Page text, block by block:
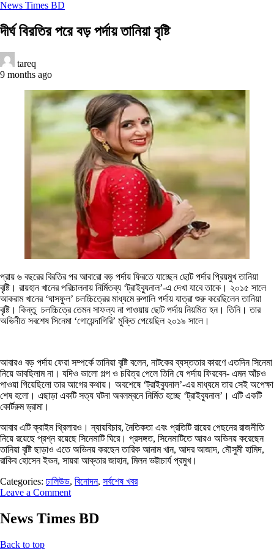
News Times BD
দীর্ঘ বিরতির পরে বড় পর্দায় তানিয়া বৃষ্টি
tareq
9 months ago
প্রায় ৬ বছরের বিরতির পর আবারো বড় পর্দায় ফিরতে যাচ্ছেন ছোট পর্দার প্রিয়মুখ তানিয়া
বৃষ্টি। রায়হান খানের পরিচালনায় নির্মিতব্য ‘ট্রাইব্যুনাল’-এ দেখা যাবে তাকে। ২০১৫ সালে
আকরাম খানের ‘ঘাসফুল’ চলচ্চিত্রের মাধ্যমে রুপালি পর্দায় যাত্রা শুরু করেছিলেন তানিয়া
বৃষ্টি। কিন্তু চলচ্চিত্রে তেমন সাফল্য না পাওয়ায় ছোট পর্দায় নিয়মিত হন। তিনি। তার
অভিনীত সবশেষ সিনেমা ‘গোয়েন্দাগিরি’ মুক্তি পেয়েছিল ২০১৯ সালে।
আবারও বড় পর্দায় ফেরা সম্পর্কে তানিয়া বৃষ্টি বলেন, নাটকের ব্যস্ততার কারণে এতদিন সিনেমা
নিয়ে ভাবছিলাম না। যদিও ভালো গল্প ও চরিত্র পেলে তিনি যে পর্দায় ফিরবেন- এমন আঁচও
পাওয়া গিয়েছিলো তার আগের কথায়। অবশেষে ‘ট্রাইব্যুনাল’-এর মাধ্যমে তার সেই অপেক্ষা
শেষ হলো। এছাড়া একটি সত্য ঘটনা অবলম্বনে নির্মিত হচ্ছে ‘ট্রাইব্যুনাল’। এটি একটি
কোর্টরুম ড্রামা।
আবার এটি ক্রাইম থ্রিলারও। ন্যায়বিচার, নৈতিকতা এবং প্রতিটি রায়ের পেছনের রাজনীতি
নিয়ে রয়েছে প্রশ্ন রয়েছে সিনেমাটি ঘিরে। প্রসঙ্গত, সিনেমাটিতে আরও অভিনয় করেছেন
তানিয়া বৃষ্টি ছাড়াও এতে অভিনয় করছেন তারিক আনাম খান, আদর আজাদ, মৌসুমী হামিদ,
রাকিব হোসেন ইভন, সায়রা আক্তার জাহান, মিলন ভট্টাচার্য প্রমুখ।
Categories: ঢালিউড, বিনোদন, সর্বশেষ খবর
Leave a Comment
News Times BD
Back to top